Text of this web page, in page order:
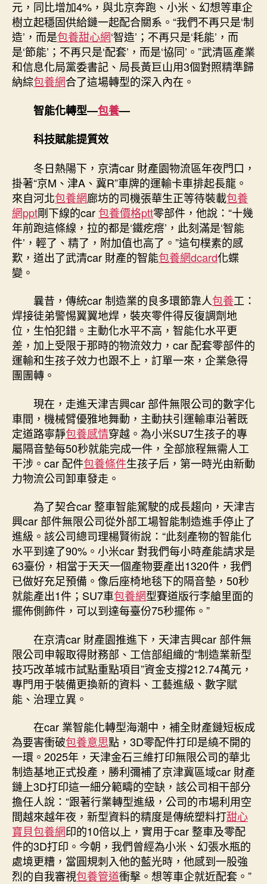
武
清
區
推
進
car
中
元，同比增加4%，與北京奔跑、小米、幻想等車企
樹立起穩固供給鏈一起配合關系。“我們不再只是‘制
造’，而是包養甜心網‘智造’；不再只是‘耗能’，而
是‘節能’；不再只是‘配套’，而是‘協同’。”武清區產業
和信息化局黨委書記、局長黃巨山用3個對照精準歸
納綜包養網合了這場轉型的深入內在。
智能化轉型—包養—
科技賦能提質效
冬日熱陽下，京清car 財產園物流區年夜門口，
掛著“京M、津A、冀R”車牌的運輸卡車排起長龍。
來自河北包養網廊坊的司機張華生正等待裝載包養
網ppt剛下線的car包養價格ptt零部件，他說：“十幾
年前跑這條線，拉的都是‘鐵疙瘩’，此刻滿是‘智能
件’，輕了、精了，附加值也高了。”這句樸素的感
歎，道出了武清car 財產的智能包養網dcard化蝶
變。
曩昔，傳統car 制造業的良多環節靠人包養工：
焊接徒弟警惕翼翼地焊，裝夾零件得反復調劑地
位，生怕犯錯。主動化水平不高，智能化水平更
差，加上受限于那時的物流效力，car 配套零部件的
運輸和生孩子效力也跟不上，訂單一來，企業急得
團團轉。
現在，走進天津吉興car 部件無限公司的數字化
車間，機械臂優雅地舞動，主動扶引運輸車沿著既
定道路寧靜包養感情穿越。為小米SU7生孩子的專
屬隔音墊每50秒就能完成一件，全部旅程無需人工
干涉。car 配件包養條件生孩子后，第一時光由新動
力物流公司卸車發走。
為了契合car 整車智能駕駛的成長趨向，天津吉
興car 部件無限公司從外部工場智能制造進手停止了
進級。該公司總司理楊賢術說：“此刻產物的智能化
水平到達了90%。小米car 對我們每小時產能請求是
63臺份，相當于天天一個產物要產出1320件，我們
已做好充足預備。像后座椅地毯下的隔音墊，50秒
就能產出1件；SU7車包養網型賽道版行李艙里面的
擺佈側飾件，可以到達每臺份75秒擺佈。”
在京清car 財產園推進下，天津吉興car 部件無
限公司申報取得財務部、工信部組織的“制造業新型
技巧改革城市試點重點項目”資金支撐212.74萬元，
專門用于裝備更換新的資料、工藝進級、數字賦
能、治理立異。
在car 業智能化轉型海潮中，補全財產鏈短板成
為要害衝破包養意思點，3D零配件打印是繞不開的
一環。2025年，天津金石三維打印無限公司的華北
制造基地正式投產，勝利彌補了京津冀區域car 財產
鏈上3D打印這一細分範疇的空缺，該公司相干部分
擔任人說：“跟著行業轉型進級，公司的市場利用空
間越來越年夜，新型資料的精度是傳統塑料打甜心
寶貝包養網印的10倍以上，實用于car 整車及零配
件的3D打印。今朝，我們曾經為小米、幻張水瓶的
處境更糟，當圓規刺入他的藍光時，他感到一股強
烈的自我審視包養管道衝擊。想等車企就近配套。”